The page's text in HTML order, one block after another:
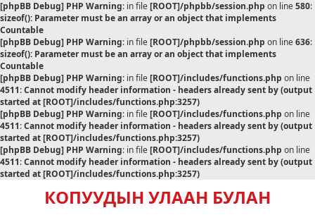
[phpBB Debug] PHP Warning: in file[ROOT]/phpbb/session.php on line580:
sizeof(): Parameter must be an array or an object that implements
Countable
[phpBB Debug] PHP Warning: in file[ROOT]/phpbb/session.php on line636:
sizeof(): Parameter must be an array or an object that implements
Countable
[phpBB Debug] PHP Warning: in file[ROOT]/includes/functions.php on line
4511:Cannot modify header information - headers already sent by (output
started at [ROOT]/includes/functions.php:3257)
[phpBB Debug] PHP Warning: in file[ROOT]/includes/functions.php on line
4511:Cannot modify header information - headers already sent by (output
started at [ROOT]/includes/functions.php:3257)
[phpBB Debug] PHP Warning: in file[ROOT]/includes/functions.php on line
4511:Cannot modify header information - headers already sent by (output
started at [ROOT]/includes/functions.php:3257)
КОПУУДЫН УЛААН БУЛАН